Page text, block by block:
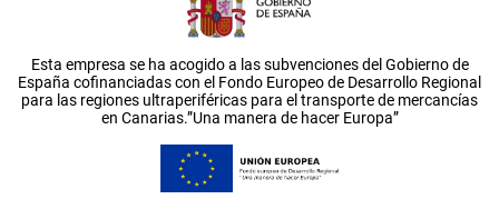
Esta empresa se ha acogido a las subvenciones del Gobierno de
España cofinanciadas con el Fondo Europeo de Desarrollo Regional
para las regiones ultraperiféricas para el transporte de mercancías
en Canarias.”Una manera de hacer Europa”